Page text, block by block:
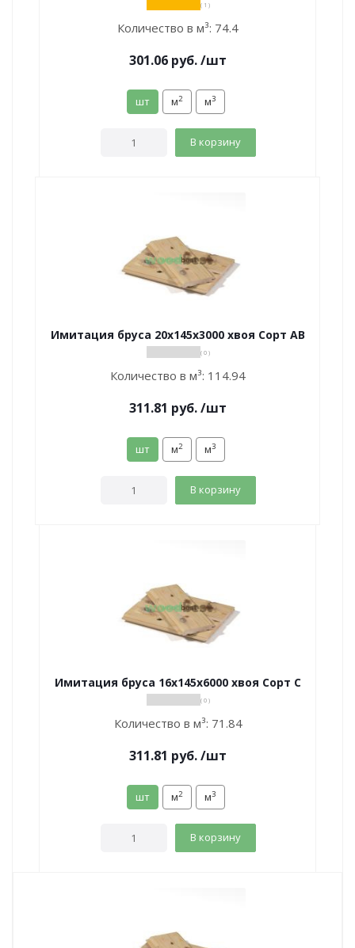
( 1 )
Количество в м³: 74.4
301.06 руб./шт
шт м2 м3
В корзину
Имитация бруса 20х145х3000 хвоя Сорт АВ
( 0 )
Количество в м³: 114.94
311.81 руб./шт
шт м2 м3
В корзину
Имитация бруса 16х145х6000 хвоя Сорт С
( 0 )
Количество в м³: 71.84
311.81 руб./шт
шт м2 м3
В корзину